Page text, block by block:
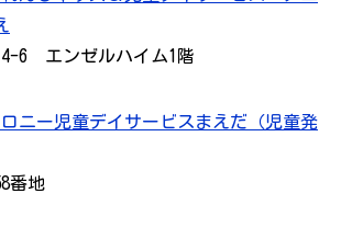
6 エンゼルハイム1階
ニー児童デイサービスまえだ（児童発
番地